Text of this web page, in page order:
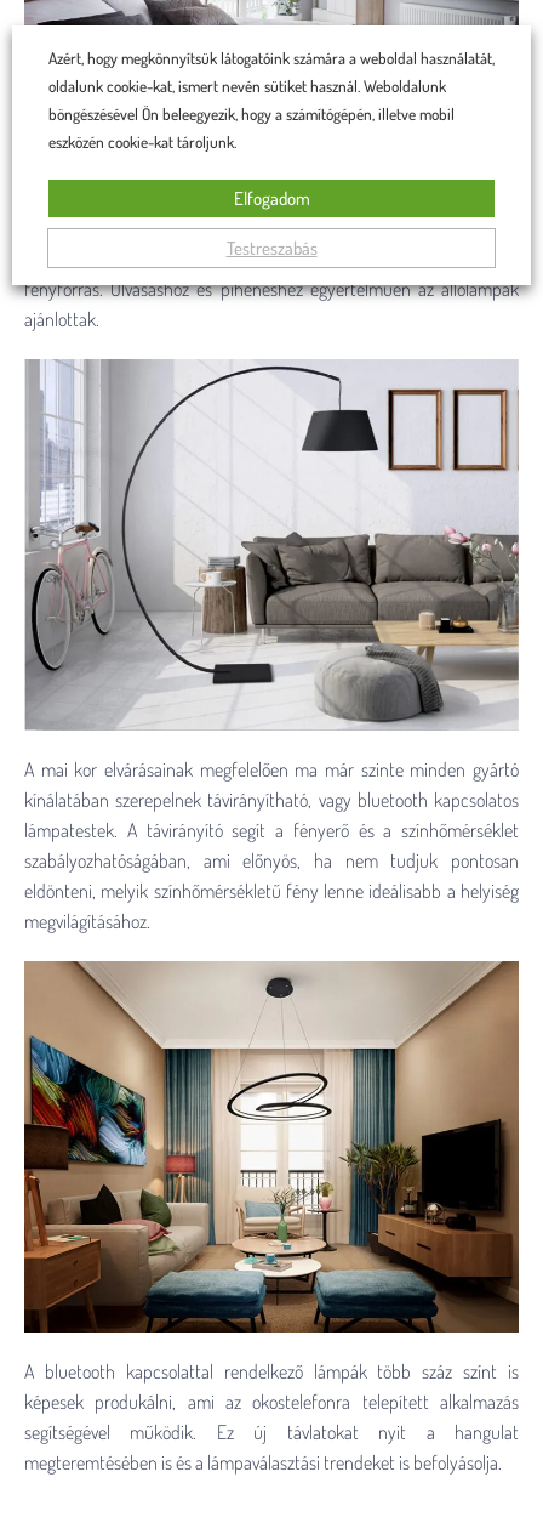
Nappaliesetében figyelembe kell venni a helyiség nagyságát, a falak
elhelyezését. Ha a nappaliban a mennyezet alacsonyan van, akkor a
mennyezeti lámpákat, falikarokat ajánljuk. De a lámpaválasztási
tapasztalatok szerint a nappaliban nem lesz elegendő csak egyetlen
fényforrás. Olvasáshoz és pihenéshez egyértelműen az állólámpák
ajánlottak.
A mai kor elvárásainak megfelelően ma már szinte minden gyártó
kínálatában szerepelnek távirányítható, vagy bluetooth kapcsolatos
lámpatestek. A távirányító segít a fényerő és a színhőmérséklet
szabályozhatóságában, ami előnyös, ha nem tudjuk pontosan
eldönteni, melyik színhőmérsékletű fény lenne ideálisabb a helyiség
megvilágításához.
A bluetooth kapcsolattal rendelkező lámpák több száz színt is
képesek produkálni, ami az okostelefonra telepített alkalmazás
segítségével működik. Ez új távlatokat nyit a hangulat
megteremtésében is és a lámpaválasztási trendeket is befolyásolja.
Azért, hogy megkönnyítsük látogatóink számára a weboldal használatát,
oldalunk cookie-kat, ismert nevén sütiket használ. Weboldalunk
böngészésével Ön beleegyezik, hogy a számítógépén, illetve mobil
eszközén cookie-kat tároljunk.
Testreszabás
Elfogadom